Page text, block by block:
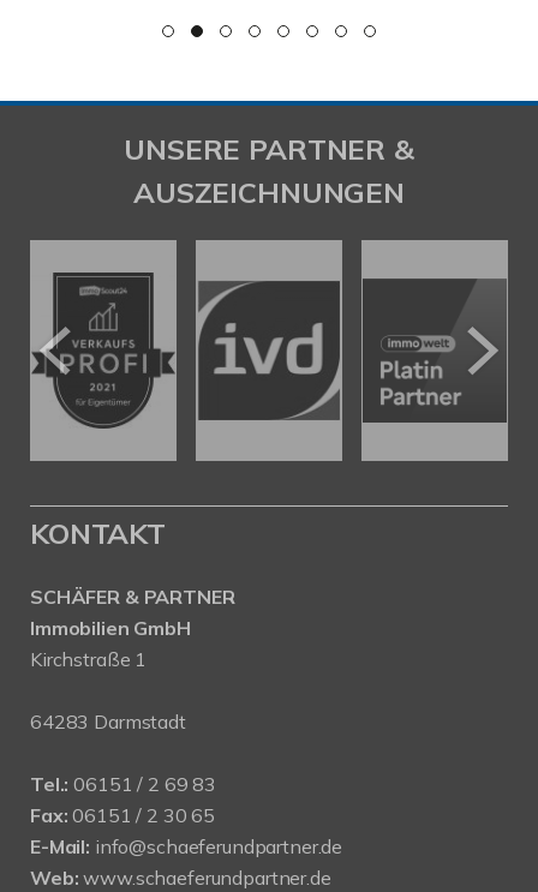
UNSERE PARTNER &
AUSZEICHNUNGEN
KONTAKT
SCHÄFER & PARTNER
Immobilien GmbH
Kirchstraße 1
64283 Darmstadt
Tel.: 06151 / 2 69 83
Fax: 06151 / 2 30 65
E-Mail: info@schaeferundpartner.de
Web: www.schaeferundpartner.de